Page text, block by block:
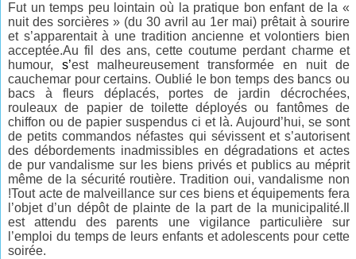
Fut un temps peu lointain où la pratique bon enfant de la «
nuit des sorcières » (du 30 avril au 1er mai) prêtait à sourire
et s’apparentait à une tradition ancienne et volontiers bien
acceptée.Au fil des ans, cette coutume perdant charme et
humour, s’est malheureusement transformée en nuit de
cauchemar pour certains. Oublié le bon temps des bancs ou
bacs à fleurs déplacés, portes de jardin décrochées,
rouleaux de papier de toilette déployés ou fantômes de
chiffon ou de papier suspendus ci et là. Aujourd’hui, se sont
de petits commandos néfastes qui sévissent et s’autorisent
des débordements inadmissibles en dégradations et actes
de pur vandalisme sur les biens privés et publics au méprit
même de la sécurité routière. Tradition oui, vandalisme non
!Tout acte de malveillance sur ces biens et équipements fera
l’objet d’un dépôt de plainte de la part de la municipalité.Il
est attendu des parents une vigilance particulière sur
l’emploi du temps de leurs enfants et adolescents pour cette
soirée.